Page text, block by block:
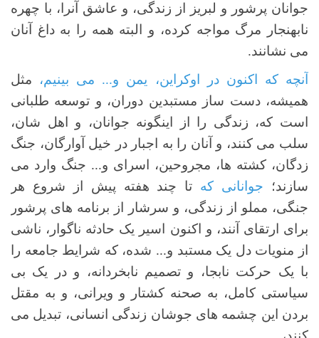
جوانان پرشور و لبریز از زندگی، و عاشق آنرا، با چهره
نابهنجار مرگ مواجه کرده، و البته همه را به داغ آنان
می نشانند.
آنچه که اکنون در اوکراین، یمن و... می بینیم، مثل
همیشه، دست ساز مستبدین دوران، و توسعه طلبانی
است که، زندگی را از اینگونه جوانان، و اهل شان،
سلب می کنند، و آنان را به اجبار در خیل آوارگان، جنگ
زدگان، کشته ها، مجروحین، اسرای و... جنگ وارد می
سازند؛ جوانانی که تا چند هفته پیش از شروع هر
جنگی، مملو از زندگی، و سرشار از برنامه های پرشور
برای ارتقای آنند، و اکنون اسیر یک حادثه ناگوار، ناشی
از منویات دل یک مستبد و... شده، که شرایط جامعه را
با یک حرکت نابجا، و تصمیم نابخردانه، و در یک بی
سیاستی کامل، به صحنه کشتار و ویرانی، و به مقتل
بردن این چشمه های جوشان زندگی انسانی، تبدیل می